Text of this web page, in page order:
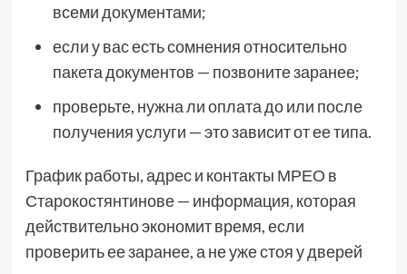
всеми документами;
если у вас есть сомнения относительно
пакета документов — позвоните заранее;
проверьте, нужна ли оплата до или после
получения услуги — это зависит от ее типа.
График работы, адрес и контакты МРЕО в
Старокостянтинове — информация, которая
действительно экономит время, если
проверить ее заранее, а не уже стоя у дверей